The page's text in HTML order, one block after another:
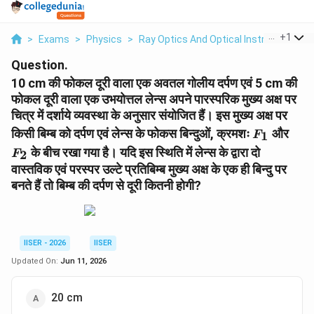
> Exams > Physics > Ray Optics And Optical Instruments
+1
Question.
10 cm की फोकल दूरी वाला एक अवतल गोलीय दर्पण एवं 5 cm की
फोकल दूरी वाला एक उभयोत्तल लेन्स अपने पारस्परिक मुख्य अक्ष पर
चित्र में दर्शाये व्यवस्था के अनुसार संयोजित हैं। इस मुख्य अक्ष पर
किसी बिम्ब को दर्पण एवं लेन्स के फोकस बिन्दुओं, क्रमशः F_1
F1 औरF_2
F2 के बीच रखा गया है। यदि इस स्थिति में लेन्स के द्वारा दो
वास्तविक एवं परस्पर उल्टे प्रतिबिम्ब मुख्य अक्ष के एक ही बिन्दु पर
बनते हैं तो बिम्ब की दर्पण से दूरी कितनी होगी?
IISER - 2026
IISER
Updated On: Jun 11, 2026
20 cm